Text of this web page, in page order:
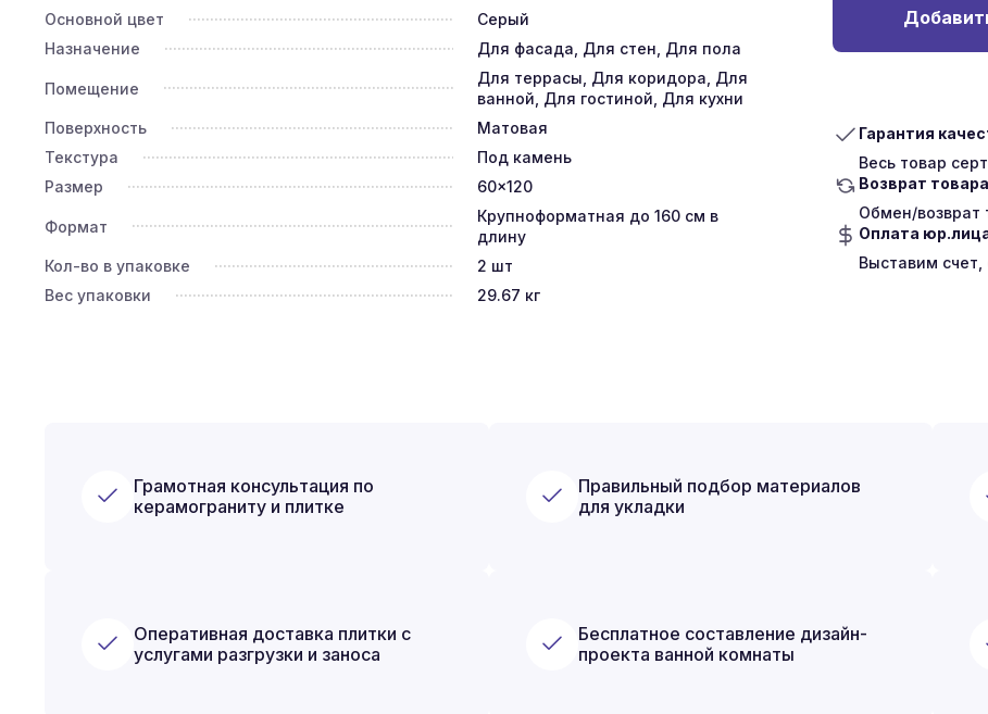
Гарантия
Весь товар
Возврат товара
Обмен/возврат
Оплата
Выставим
Основной цвет
Серый
Назначение
Для фасада, Для стен, Для пола
Помещение
Для террасы, Для коридора, Для
ванной, Для гостиной, Для кухни
Поверхность
Матовая
Текстура
Под камень
Размер
60x120
Формат
Крупноформатная до 160 см в
длину
Кол-во в упаковке
2 шт
Вес упаковки
29.67 кг
Грамотная консультация по
керамограниту и плитке
Правильный подбор материалов
для укладки
Оперативная доставка плитки с
услугами разгрузки и заноса
Бесплатное составление дизайн-
проекта ванной комнаты